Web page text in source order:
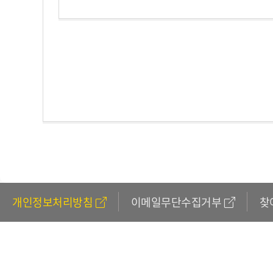
개인정보처리방침 이메일무단수집거부 찾